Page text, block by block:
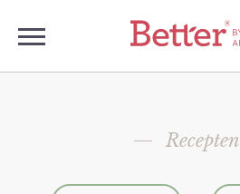
Recepten